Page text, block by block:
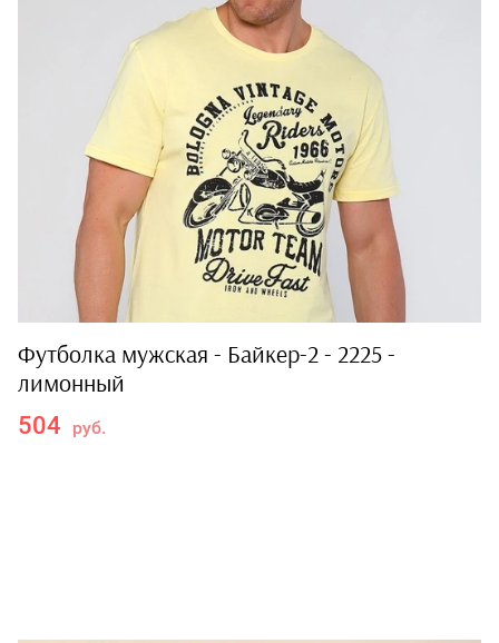
Футболка мужская - Байкер-2 - 2225 -
лимонный
504 руб.